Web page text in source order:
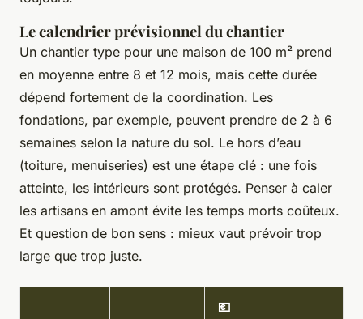
Le calendrier prévisionnel du chantier
Un chantier type pour une maison de 100 m² prend
en moyenne entre 8 et 12 mois, mais cette durée
dépend fortement de la coordination. Les
fondations, par exemple, peuvent prendre de 2 à 6
semaines selon la nature du sol. Le hors d’eau
(toiture, menuiseries) est une étape clé : une fois
atteinte, les intérieurs sont protégés. Penser à caler
les artisans en amont évite les temps morts coûteux.
Et question de bon sens : mieux vaut prévoir trop
large que trop juste.
💶